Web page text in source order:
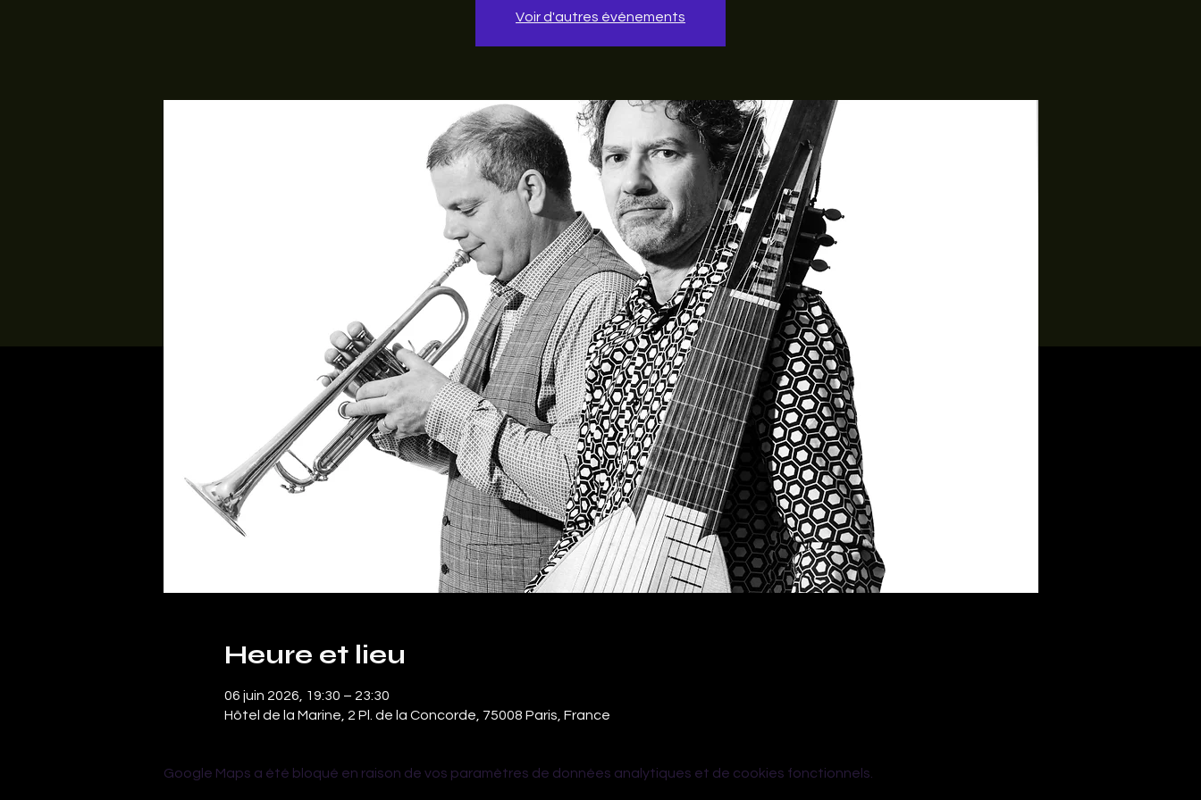
Voir d'autres événements
Heure et lieu
06 juin 2026, 19:30 – 23:30
Hôtel de la Marine, 2 Pl. de la Concorde, 75008 Paris, France
Google Maps a été bloqué en raison de vos paramètres de données analytiques et de cookies fonctionnels.